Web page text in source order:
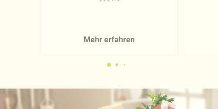
Mehr erfahren